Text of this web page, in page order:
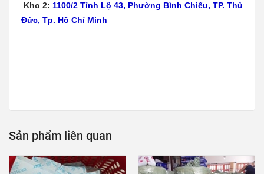
Kho 2: 1100/2 Tỉnh Lộ 43, Phường Bình Chiểu, TP. Thủ
Đức, Tp. Hồ Chí Minh
Sản phẩm liên quan